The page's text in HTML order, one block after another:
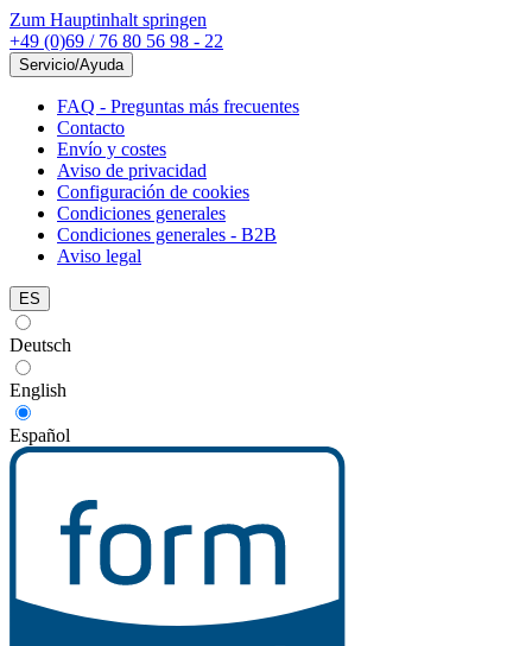
Zum Hauptinhalt springen
+49 (0)69 / 76 80 56 98 - 22
Servicio/Ayuda
FAQ - Preguntas más frecuentes
Contacto
Envío y costes
Aviso de privacidad
Configuración de cookies
Condiciones generales
Condiciones generales - B2B
Aviso legal
ES
Deutsch
English
Español